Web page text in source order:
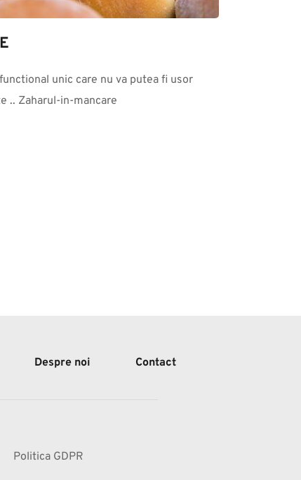
unic care nu va putea fi usor
.. Zaharul-in-mancare
Despre noi Contact
Politica GDPR